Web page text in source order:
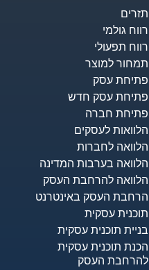
תזרים
רווח גולמי
רווח תפעולי
תמחור למוצר
פתיחת עסק
פתיחת עסק חדש
פתיחת חברה
הלוואות לעסקים​
הלוואה לחברות
הלוואה בערבות המדינה
הלוואה להרחבת העסק
הרחבת העסק באינטרנט
תוכנית עסקית
בניית תוכנית עסקית
הכנת תוכנית עסקית
להרחבת העסק